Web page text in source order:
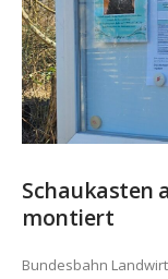
Schaukasten
montiert
Bundesbahn